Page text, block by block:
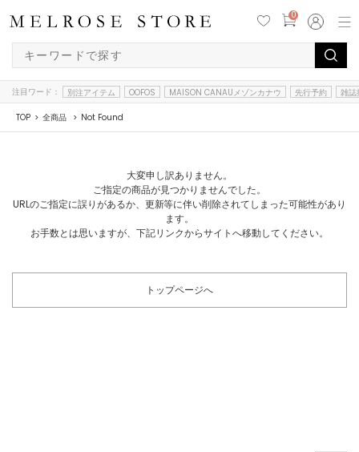
0
注目ワード： 別注アイテム OOFOS MAISON CANAUメゾンカナウ 先行予約 雑誌
TOP 全商品 Not Found
大変申し訳ありません。
ご指定の商品が見つかりませんでした。
URLのご指定に誤りがあるか、更新等に伴い削除されてしまった可能性があり
ます。
お手数とは思いますが、下記リンクからサイトへ移動してください。
トップページへ